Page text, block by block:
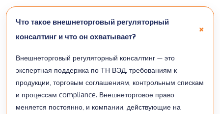
Что такое внешнеторговый регуляторный
консалтинг и что он охватывает?
Внешнеторговый регуляторный консалтинг — это
экспертная поддержка по ТН ВЭД, требованиям к
продукции, торговым соглашениям, контрольным спискам
и процессам compliance. Внешнеторговое право
меняется постоянно, и компании, действующие на